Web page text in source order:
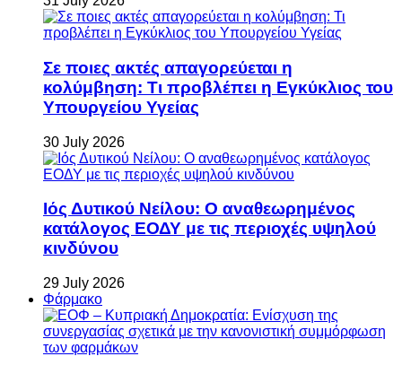
Σε ποιες ακτές απαγορεύεται η
κολύμβηση: Τι προβλέπει η Εγκύκλιος του
Υπουργείου Υγείας
30 July 2026
Ιός Δυτικού Νείλου: Ο αναθεωρημένος
κατάλογος ΕΟΔΥ με τις περιοχές υψηλού
κινδύνου
29 July 2026
Φάρμακο